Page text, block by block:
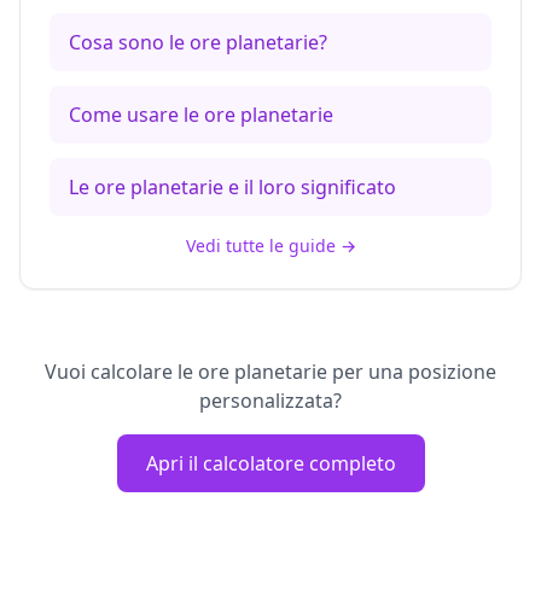
Cosa sono le ore planetarie?
Come usare le ore planetarie
Le ore planetarie e il loro significato
Vedi tutte le guide→
Vuoi calcolare le ore planetarie per una posizione
personalizzata?
Apri il calcolatore completo